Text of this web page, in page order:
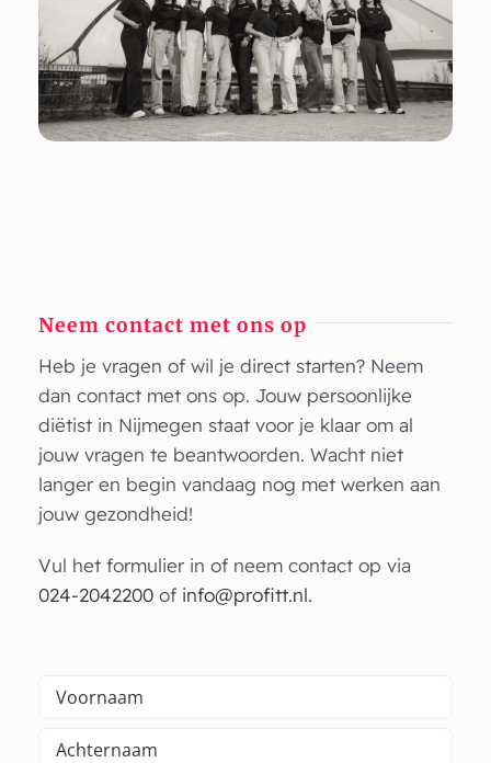
Neem contact met ons op
Heb je vragen of wil je direct starten? Neem
dan contact met ons op. Jouw persoonlijke
diëtist in Nijmegen staat voor je klaar om al
jouw vragen te beantwoorden. Wacht niet
langer en begin vandaag nog met werken aan
jouw gezondheid!
Vul het formulier in of neem contact op via
024-2042200of info@profitt.nl.
Naam
Voornaam